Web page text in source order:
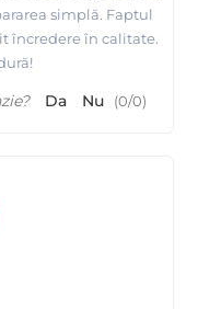
simplă. Faptul
încredere în calitate.
Da Nu (0/0)